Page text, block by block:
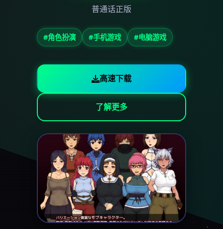
普通话正版
#角色扮演 #手机游戏 #电脑游戏
高速下载
了解更多